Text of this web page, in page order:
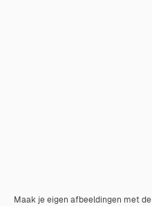
Maak je eigen afbeeldingen met de